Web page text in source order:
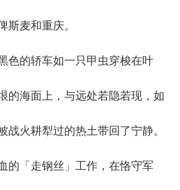
麦和重庆。
的轿车如一只甲虫穿梭在叶
的海面上，与远处若隐若现，如
战火耕犁过的热土带回了宁静。
「走钢丝」工作，在恪守军